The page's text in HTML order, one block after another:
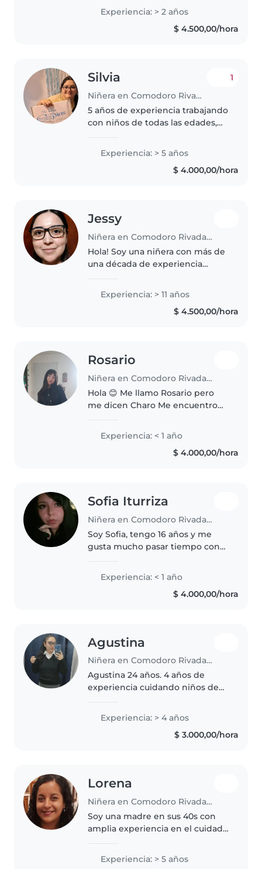
ISFD 806. Trabaje como auxiliar
docente durante 3 años, hasta
diciembre del 2025. Me
Experiencia: > 2 años
$ 4.500,00/hora
Silvia
Niñera en Comodoro Rivadavia
1
5 años de experiencia trabajando
con niños de todas las edades,
primaria. Soy una persona
responsable, paciente y creativa
que disfruta de actividades
Experiencia: > 5 años
$ 4.000,00/hora
Jessy
Niñera en Comodoro Rivadavia
Hola! Soy una niñera con más de
una década de experiencia
edades. Me encanta leer
cuentos, hacer manualidades y
enseñar idiomas. Soy
Experiencia: > 11 años
$ 4.500,00/hora
Rosario
Niñera en Comodoro Rivadavia
Hola 😊 Me llamo Rosario pero
me dicen Charo Me encuentro
niñera por la mañana y tarde
hasta las 18 Estoy cursando el
profesorado de Educacion
Experiencia: < 1 año
$ 4.000,00/hora
Sofia Iturriza
Niñera en Comodoro Rivadavia
Soy Sofia, tengo 16 años y me
gusta mucho pasar tiempo con
durante gran parte de mi
infancia y preadolescencia me
Experiencia: < 1 año
$ 4.000,00/hora
Agustina
Niñera en Comodoro Rivadavia
Agustina 24 años. 4 años de
experiencia cuidando niños de
hasta niños en edad escolar. Me
describo como una persona
responsable, paciente y
Experiencia: > 4 años
$ 3.000,00/hora
Lorena
Niñera en Comodoro Rivadavia
Soy una madre en sus 40s con
amplia experiencia en el cuidado
experiencia cuidando bebés y
niños pequeños. Me encanta leer
Experiencia: > 5 años